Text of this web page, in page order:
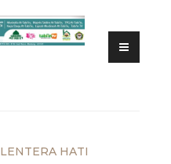
LENTERA HATI